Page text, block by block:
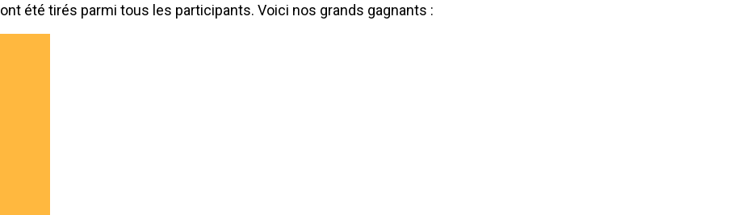
ont été tirés parmi tous les participants. Voici nos grands gagnants :